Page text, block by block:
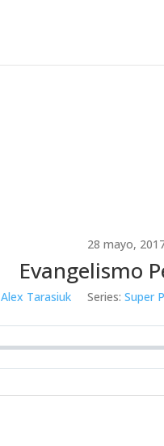
28 mayo,
Evangelismo
Alex Tarasiuk Series: Super